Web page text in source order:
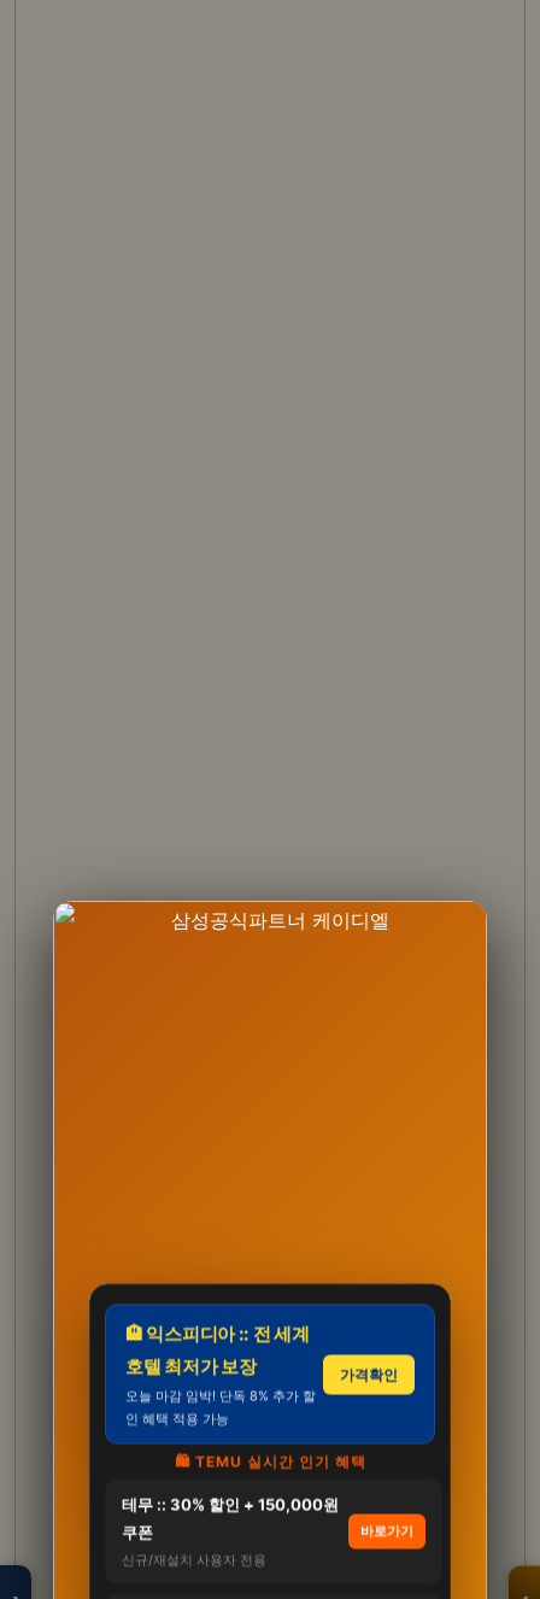
🏨 익스피디아 :: 전 세계
호텔 최저가 보장
오늘 마감 임박! 단독 8% 추가 할
인 혜택 적용 가능
가격확인
🛍️ TEMU 실시간 인기 혜택
테무 :: 30% 할인 + 150,000원
쿠폰
신규/재설치 사용자 전용
바로가기